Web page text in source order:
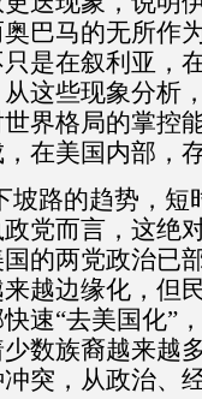
巴马的无所作
是在叙利亚，
从这些现象分析
界格局的掌控
在美国内部，
坡路的趋势，
党而言，这绝
国的两党政治已
越边缘化，但
速“去美国化”
数族裔越来越
冲突，从政治、